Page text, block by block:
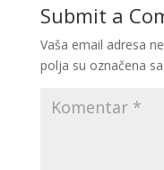
Submit a
Vaša email adresa
polja su označena sa